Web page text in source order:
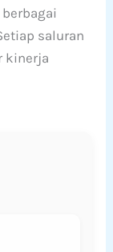
saluran
kinerja